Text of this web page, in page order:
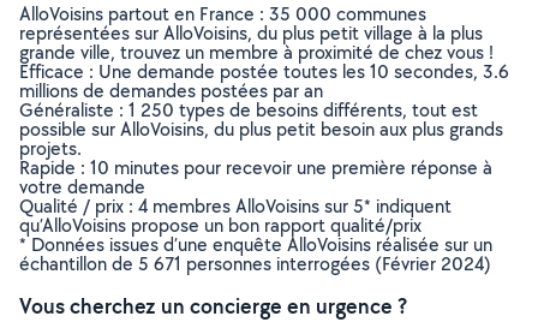
AlloVoisins partout en France : 35 000 communes
représentées sur AlloVoisins, du plus petit village à la plus
grande ville, trouvez un membre à proximité de chez vous !
Efficace : Une demande postée toutes les 10 secondes, 3.6
millions de demandes postées par an
Généraliste : 1 250 types de besoins différents, tout est
possible sur AlloVoisins, du plus petit besoin aux plus grands
projets.
Rapide : 10 minutes pour recevoir une première réponse à
votre demande
Qualité / prix : 4 membres AlloVoisins sur 5* indiquent
qu’AlloVoisins propose un bon rapport qualité/prix
* Données issues d’une enquête AlloVoisins réalisée sur un
échantillon de 5 671 personnes interrogées (Février 2024)
Vous cherchez un concierge en urgence ?